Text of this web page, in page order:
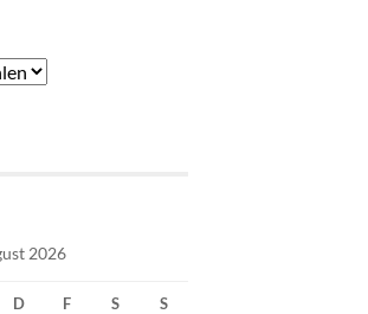
2026
D F S S